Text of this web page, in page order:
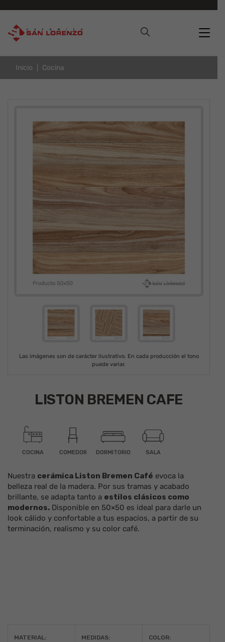
Inicio Cocina
Las imágenes son de carácter ilustrativo. En cada producción el tono
puede variar.
LISTON BREMEN CAFE
COCINA COMEDOR DORMITORIO SALA
Nuestra cerámica Liston Bremen Café evoca la
belleza real de la madera. Por sus tramas y acabado
brillante, se adapta tanto a estilos clásicos como
modernos. Disponible en 50×50 es ideal para darle un
look cálido y confortable a tus espacios, a partir de su
terminación, realismo y su color café.
MATERIAL: MEDIDAS: COLOR: